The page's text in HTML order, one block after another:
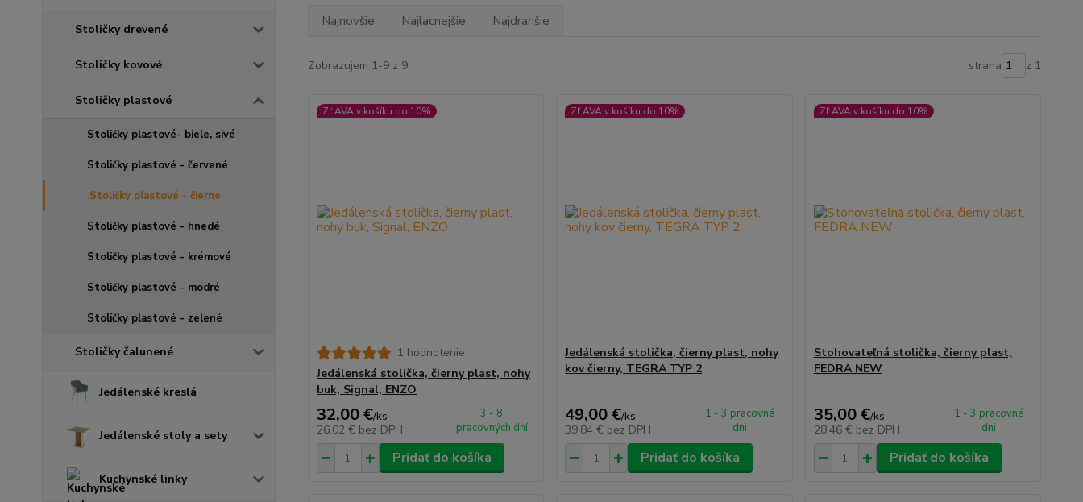
Stoličky drevené
Stoličky kovové
Stoličky plastové
Stoličky plastové- biele, sivé
Stoličky plastové - červené
Stoličky plastové - čierne
Stoličky plastové - hnedé
Stoličky plastové - krémové
Stoličky plastové - modré
Stoličky plastové - zelené
Stoličky čalunené
Jedálenské kreslá
Jedálenské stoly a sety
Kuchynské linky
Najnovšie Najlacnejšie Najdrahšie
Zobrazujem 1-9 z 9 strana z 1
ZĽAVA v košíku do 10%
1 hodnotenie
Jedálenská stolička, čierny plast, nohy
buk, Signal, ENZO
32,00 €/ks
26,02 € bez DPH
3 - 8
pracovných dní
Pridať do košíka
ZĽAVA v košíku do 10%
Jedálenská stolička, čierny plast, nohy
kov čierny, TEGRA TYP 2
49,00 €/ks
39,84 € bez DPH
1 - 3 pracovné
dni
Pridať do košíka
ZĽAVA v košíku do 10%
Stohovateľná stolička, čierny plast,
FEDRA NEW
35,00 €/ks
28,46 € bez DPH
1 - 3 pracovné
dni
Pridať do košíka